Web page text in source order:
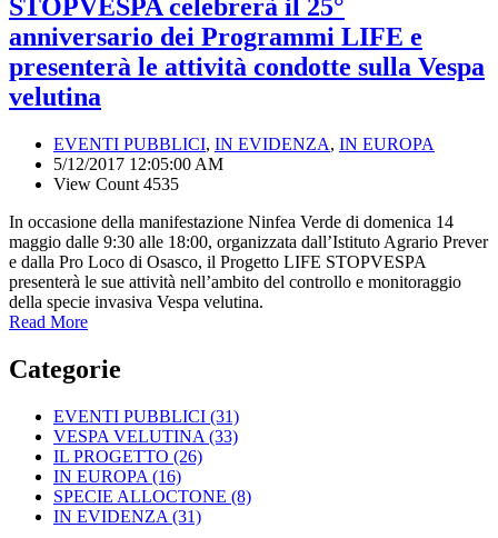
STOPVESPA celebrerà il 25°
anniversario dei Programmi LIFE e
presenterà le attività condotte sulla Vespa
velutina
EVENTI PUBBLICI, IN EVIDENZA, IN EUROPA
5/12/2017 12:05:00 AM
View Count 4535
In occasione della manifestazione Ninfea Verde di domenica 14
maggio dalle 9:30 alle 18:00, organizzata dall’Istituto Agrario Prever
e dalla Pro Loco di Osasco, il Progetto LIFE STOPVESPA
presenterà le sue attività nell’ambito del controllo e monitoraggio
della specie invasiva Vespa velutina.
Read More
Categorie
EVENTI PUBBLICI (31)
VESPA VELUTINA (33)
IL PROGETTO (26)
IN EUROPA (16)
SPECIE ALLOCTONE (8)
IN EVIDENZA (31)